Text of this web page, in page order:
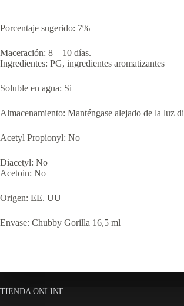
Porcentaje sugerido: 7%
Maceración: 8 – 10 días.
Ingredientes: PG, ingredientes aromatizantes
Soluble en agua: Si
Almacenamiento: Manténgase alejado de la luz
Acetyl Propionyl: No
Diacetyl: No
Acetoin: No
Origen: EE. UU
Envase: Chubby Gorilla 16,5 ml
TIENDA ONLINE